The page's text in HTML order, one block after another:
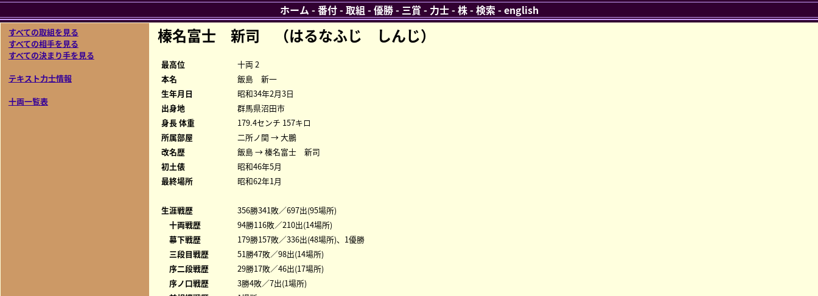
すべての取組を見る
すべての相手を見る
すべての決まり手を見る
テキスト力士情報
十両一覧表
榛名富士 新司 （はるなふじ しんじ）
最高位
十両 2
本名
飯島 新一
生年月日
昭和34年2月3日
出身地
群馬県沼田市
身長 体重
179.4センチ 157キロ
所属部屋
二所ノ関 → 大鵬
改名歴
飯島 → 榛名富士 新司
初土俵
昭和46年5月
最終場所
昭和62年1月
生涯戦歴
356勝341敗／697出(95場所)
十両戦歴
94勝116敗／210出(14場所)
幕下戦歴
179勝157敗／336出(48場所)、1優勝
三段目戦歴
51勝47敗／98出(14場所)
序二段戦歴
29勝17敗／46出(17場所)
序ノ口戦歴
3勝4敗／7出(1場所)
ホーム -番付-取組 -優勝- 三賞 - 力士-株-検索 -english